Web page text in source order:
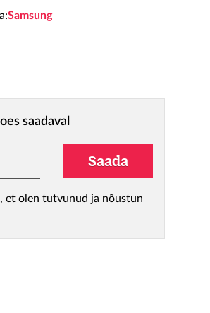
Samsung
saadaval
Saada
et olen tutvunud ja nõustun